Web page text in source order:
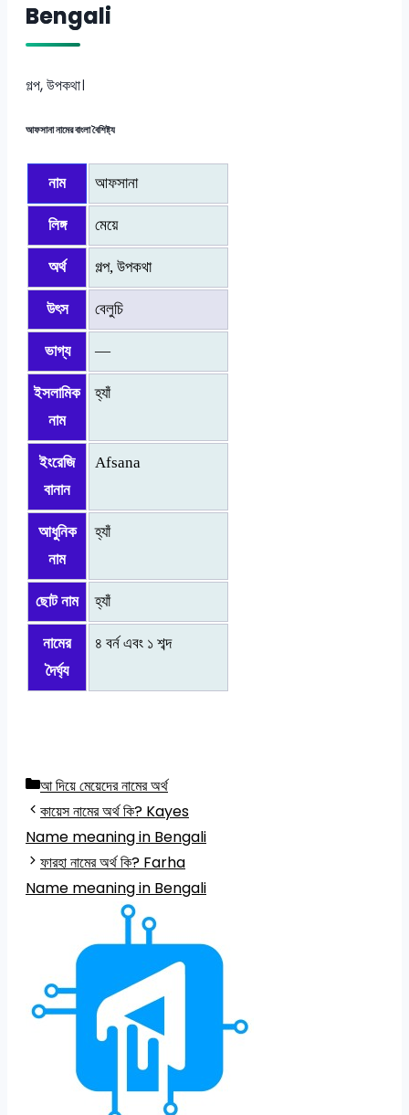
Bengali
গল্প, উপকথা।
আফসানা নামের বাংলা বৈশিষ্ট্য
নাম আফসানা
লিঙ্গ মেয়ে
অর্থ গল্প, উপকথা
উৎস বেলুচি
ভাগ্য —
ইসলামিক
নাম
হ্যাঁ
ইংরেজি
বানান
Afsana
আধুনিক
নাম
হ্যাঁ
ছোট নাম হ্যাঁ
নামের
দৈর্ঘ্য
৪ বর্ন এবং ১ শব্দ
Categories
আ দিয়ে মেয়েদের নামের অর্থ
কায়েস নামের অর্থ কি? Kayes
Name meaning in Bengali
ফারহা নামের অর্থ কি? Farha
Name meaning in Bengali